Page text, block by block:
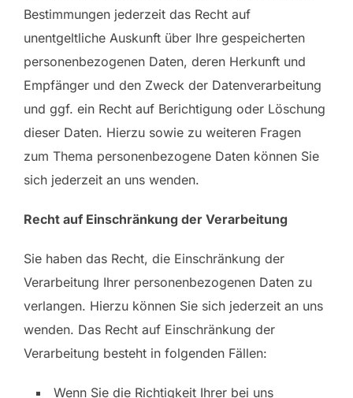
Bestimmungen jederzeit das Recht auf
unentgeltliche Auskunft über Ihre gespeicherten
personenbezogenen Daten, deren Herkunft und
Empfänger und den Zweck der Datenverarbeitung
und ggf. ein Recht auf Berichtigung oder Löschung
dieser Daten. Hierzu sowie zu weiteren Fragen
zum Thema personenbezogene Daten können Sie
sich jederzeit an uns wenden.
Recht auf Einschränkung der Verarbeitung
Sie haben das Recht, die Einschränkung der
Verarbeitung Ihrer personenbezogenen Daten zu
verlangen. Hierzu können Sie sich jederzeit an uns
wenden. Das Recht auf Einschränkung der
Verarbeitung besteht in folgenden Fällen:
Wenn Sie die Richtigkeit Ihrer bei uns